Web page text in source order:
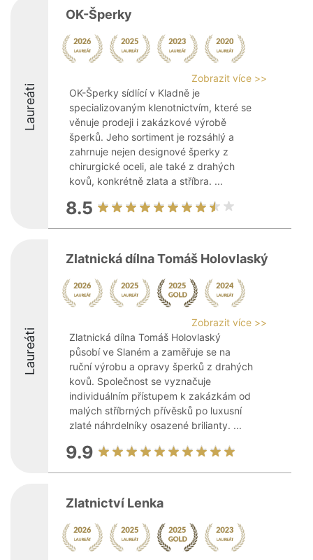
Laureáti
OK-Šperky
Zobrazit více >>
OK-Šperky sídlící v Kladně je
specializovaným klenotnictvím, které se
věnuje prodeji i zakázkové výrobě
šperků. Jeho sortiment je rozsáhlý a
zahrnuje nejen designové šperky z
chirurgické oceli, ale také z drahých
kovů, konkrétně zlata a stříbra. ...
8.5
Laureáti
Zlatnická dílna Tomáš Holovlaský
Zobrazit více >>
Zlatnická dílna Tomáš Holovlaský
působí ve Slaném a zaměřuje se na
ruční výrobu a opravy šperků z drahých
kovů. Společnost se vyznačuje
individuálním přístupem k zakázkám od
malých stříbrných přívěsků po luxusní
zlaté náhrdelníky osazené brilianty. ...
9.9
Zlatnictví Lenka